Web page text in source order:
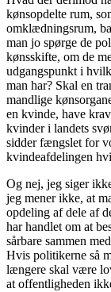
kønsopdelte rum,
omklædningsrum,
man jo spørge de
kønsskifte, om de
udgangspunkt i
man har? Skal en
mandlige
en kvinde, have
kvinder i landets
sidder fængslet for
kvindeafdelingen
Og nej, jeg siger
jeg mener ikke, at
opdeling af dele af
har handlet om at
sårbare sammen
Hvis politikerne så
længere skal være
at offentligheden